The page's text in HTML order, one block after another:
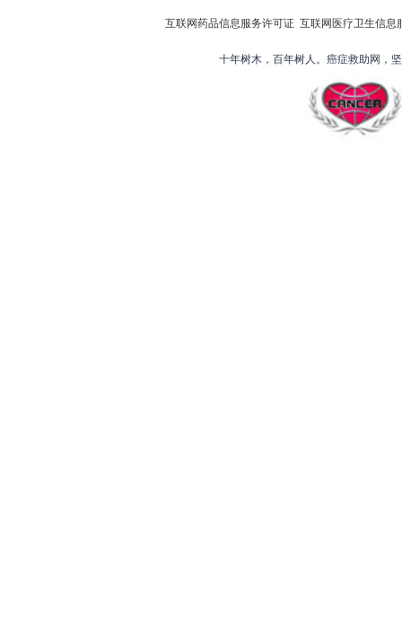
互联网药品信息服务许可证 互联网医疗卫生信息
十年树木，百年树人。癌症救助网，